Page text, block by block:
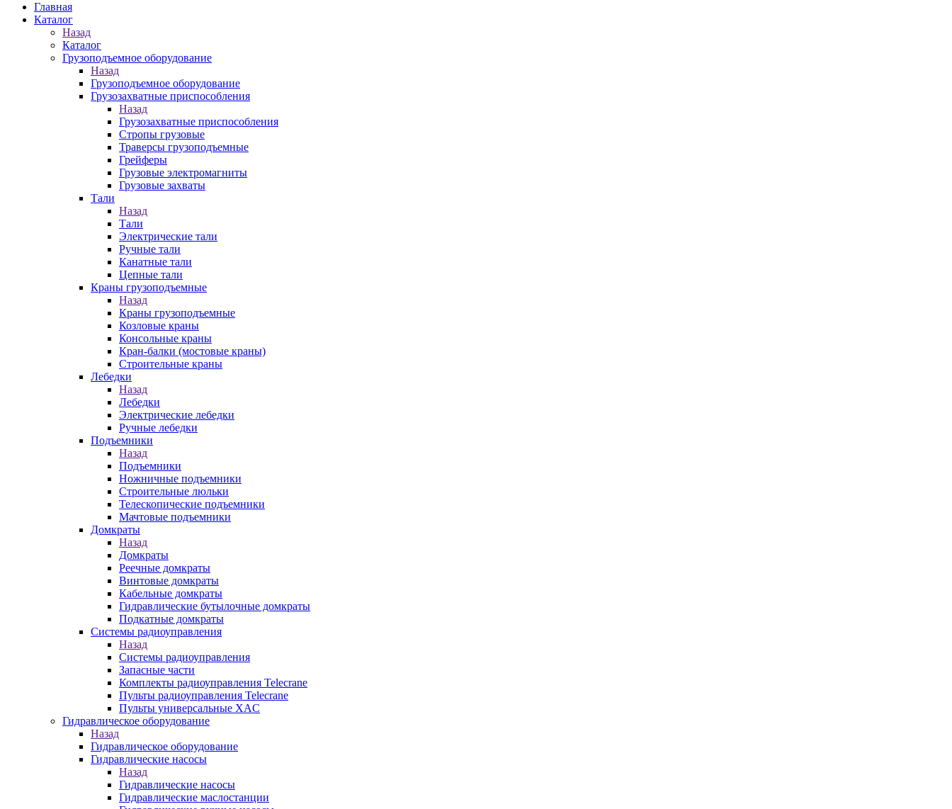
Главная
Каталог
Назад
Каталог
Грузоподъемное оборудование
Назад
Грузоподъемное оборудование
Грузозахватные приспособления
Назад
Грузозахватные приспособления
Стропы грузовые
Траверсы грузоподъемные
Грейферы
Грузовые электромагниты
Грузовые захваты
Тали
Назад
Тали
Электрические тали
Ручные тали
Канатные тали
Цепные тали
Краны грузоподъемные
Назад
Краны грузоподъемные
Козловые краны
Консольные краны
Кран-балки (мостовые краны)
Строительные краны
Лебедки
Назад
Лебедки
Электрические лебедки
Ручные лебедки
Подъемники
Назад
Подъемники
Ножничные подъемники
Строительные люльки
Телескопические подъемники
Мачтовые подъемники
Домкраты
Назад
Домкраты
Реечные домкраты
Винтовые домкраты
Кабельные домкраты
Гидравлические бутылочные домкраты
Подкатные домкраты
Системы радиоуправления
Назад
Системы радиоуправления
Запасные части
Комплекты радиоуправления Telecrane
Пульты радиоуправления Telecrane
Пульты универсальные XAC
Гидравлическое оборудование
Назад
Гидравлическое оборудование
Гидравлические насосы
Назад
Гидравлические насосы
Гидравлические маслостанции